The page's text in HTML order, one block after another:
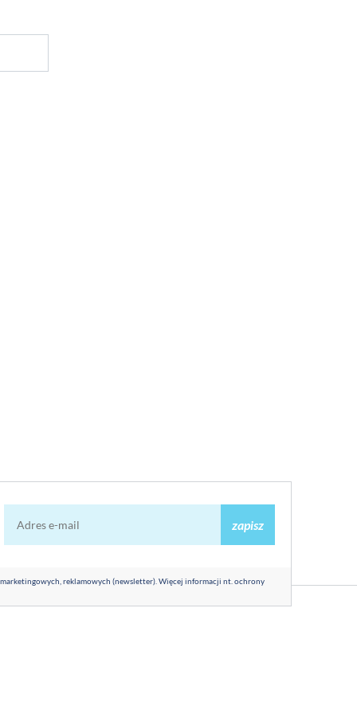
zapisz
reklamowych (newsletter). Więcej informacji nt. ochrony